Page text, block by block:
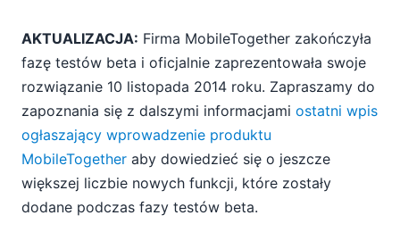
AKTUALIZACJA: Firma MobileTogether zakończyła
fazę testów beta i oficjalnie zaprezentowała swoje
rozwiązanie 10 listopada 2014 roku. Zapraszamy do
zapoznania się z dalszymi informacjami ostatni wpis
ogłaszający wprowadzenie produktu
MobileTogether aby dowiedzieć się o jeszcze
większej liczbie nowych funkcji, które zostały
dodane podczas fazy testów beta.